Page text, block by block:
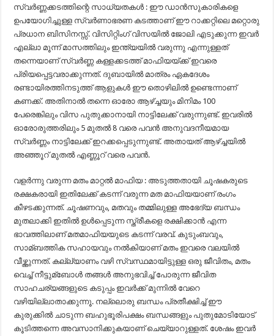
സ്വര്‍ണ്ണക്കടത്തിന്റെ സാധ്യതകള്‍ : ഈ ഡാന്‍സുകാരികളെ
ഉപയോഗിച്ചുള്ള സ്വര്‍ണാഭരണ കടത്താണ് ഈ റാക്കറ്റിലെ മറ്റൊരു
പ്രധാന ബിസിനസ്സ്. വിസിറ്റിംഗ് വിസയില്‍ ജോലി എടുക്കുന്ന ഇവര്‍
എല്ലാ മൂന്ന് മാസത്തിലും ഇന്ത്യയില്‍ വരുന്നു എന്നുള്ളത്
തന്നെയാണ് സ്വര്‍ണ്ണ കള്ളക്കടത്ത് മാഫിയയ്ക്ക് ഇവരെ
പ്രിയപ്പെട്ടവരാക്കുന്നത്. ദുബായില്‍ മാത്രം ഏകദേശം
രണ്ടായിരത്തിനടുത്ത് ആളുകള്‍ ഈ തൊഴിലില്‍ ഉണ്ടെന്നാണ്
കണക്ക്. അതിനാല്‍ തന്നെ ഓരോ ആഴ്ച്ചയും മിനിമം 100
പേരെങ്കിലും വിസ പുതുക്കാനായി നാട്ടിലേക്ക് വരുന്നുണ്ട്. ഇവരില്‍
ഓരോരുത്തരിലും 5 മുതല്‍ 8 വരെ പവന്‍ അനുവദനീയമായ
സ്വര്‍ണ്ണം നാട്ടിലേക്ക് ഇറക്കപ്പെടുന്നുണ്ട്. അതായത് ആഴ്ച്ചയില്‍
അഞ്ഞൂറ് മുതല്‍ എണ്ണൂറ് വരെ പവന്‍.
വളര്‍ന്നു വരുന്ന മതം മാറ്റല്‍ മാഫിയ : അടുത്തതായി ചൂഷകരുടെ
രക്ഷകരായി ഇതിലേക്ക് കടന്ന് വരുന്ന മത മാഫിയയാണ് രംഗം
കീഴടക്കുന്നത്. ചൂഷണവും, മതവും തമ്മിലുള്ള അഭേദ്യ ബന്ധം
മുതലാക്കി ഇതില്‍ ഉള്‍പ്പെടുന്ന സ്ത്രീകളെ രക്ഷിക്കാന്‍ എന്ന
ഭാവത്തിലാണ് മതമാഫിയയുടെ കടന്ന് വരവ്. കുടുംബവും,
സാമ്ബത്തിക സഹായവും നല്‍കിയാണ് മതം ഇവരെ വലയില്‍
വീഴ്ത്തുന്നത്. കല്ല്യാണം വഴി സ്വസ്ഥമായിട്ടുള്ള ഒരു ജീവിതം, മതം
വെച്ച്‌ നീട്ടുമ്ബോള്‍ തങ്ങള്‍ അനുഭവിച്ച്‌ പോരുന്ന ജീവിത
സാഹചര്യങ്ങളുടെ കടുപ്പം ഇവര്‍ക്ക് മുന്നില്‍ വേറെ
വഴിയില്ലാതാക്കുന്നൂ. നല്ലൊരു ബന്ധം പ്രതീക്ഷിച്ച്‌ ഈ
കുരുക്കില്‍ ചാടുന്ന ബഹുഭൂരിപക്ഷം ബന്ധങ്ങളും പുതുമോടിയോട്
കൂടിത്തന്നെ അവസാനിക്കുകയാണ് ചെയ്യാറുള്ളത്. ശേഷം ഇവര്‍